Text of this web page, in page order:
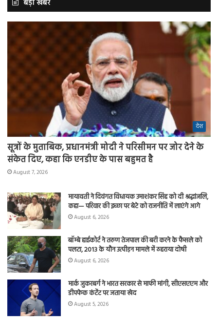
बड़ी खबर
देश
सूत्रों के मुताबिक, प्रधानमंत्री मोदी ने परिसीमन पर जोर देने के
संकेत दिए, कहा कि एनडीए के पास बहुमत है
August 7, 2026
मायावती ने दिवंगत विधायक उमाशंकर सिंह को दी श्रद्धांजलि,
कहा— परिवार की इच्छा पर बेटे को राजनीति में लाएंगे आगे
August 6, 2026
बॉम्बे हाईकोर्ट ने तरुण तेजपाल की बरी करने के फैसले को
पलटा, 2013 के यौन उत्पीड़न मामले में ठहराया दोषी
August 6, 2026
मार्क जुकरबर्ग ने भारत सरकार से माफी मांगी, सीएसएएम और
डीपफेक कंटेंट पर जताया खेद
August 5, 2026